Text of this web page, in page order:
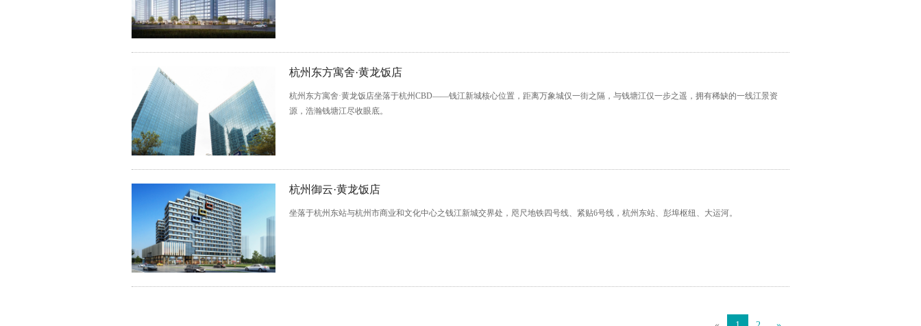
杭州东方寓舍·黄龙饭店
杭州东方寓舍·黄龙饭店坐落于杭州CBD——钱江新城核心位置，距离万象城仅一街之隔，与钱塘江仅一步之遥，拥有稀缺的一线江景资
源，浩瀚钱塘江尽收眼底。
杭州御云·黄龙饭店
坐落于杭州东站与杭州市商业和文化中心之钱江新城交界处，咫尺地铁四号线、紧贴6号线，杭州东站、彭埠枢纽、大运河。